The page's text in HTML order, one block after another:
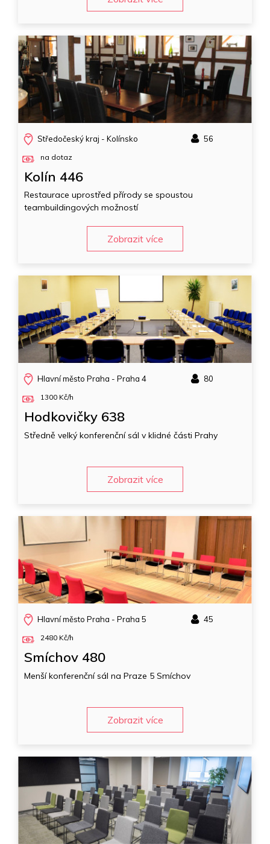
Středočeský kraj - Kolínsko 56
na dotaz
Kolín 446
Restaurace uprostřed přírody se spoustou
teambuildingových možností
Zobrazit více
Hlavní město Praha - Praha 4 80
1300 Kč/h
Hodkovičky 638
Středně velký konferenční sál v klidné části Prahy
Zobrazit více
Hlavní město Praha - Praha 5 45
2480 Kč/h
Smíchov 480
Menší konferenční sál na Praze 5 Smíchov
Zobrazit více